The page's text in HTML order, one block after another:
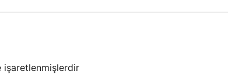
işaretlenmişlerdir